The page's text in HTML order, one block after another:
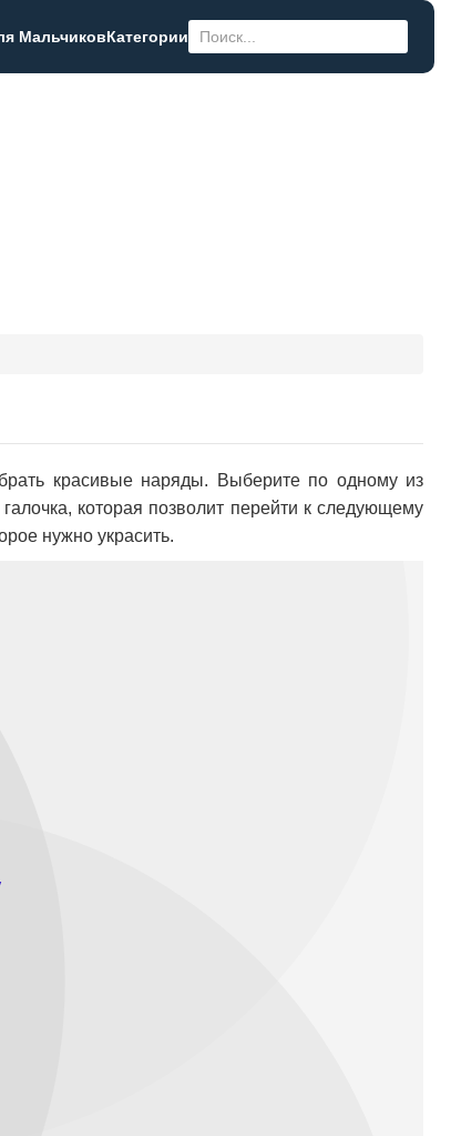
МальчиковКатегории
красивые наряды. Выберите по одному из
которая позволит перейти к следующему
нужно украсить.